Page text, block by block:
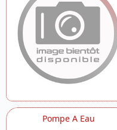
Pompe A Eau